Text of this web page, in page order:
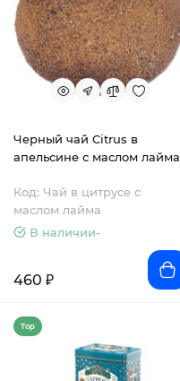
Черный чай Citrus в
апельсине с маслом лайма
Код: Чай в цитрусе с
маслом лайма
В наличии-
460 ₽
Top